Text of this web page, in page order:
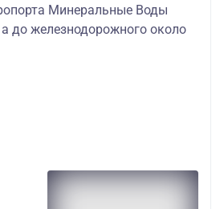
Минеральные Воды
до железнодорожного около